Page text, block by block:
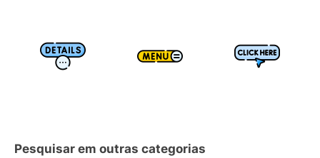
Pesquisar em outras categorias